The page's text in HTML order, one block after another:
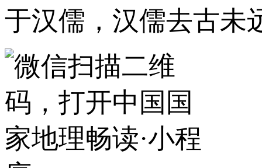
于汉儒，汉儒去古未